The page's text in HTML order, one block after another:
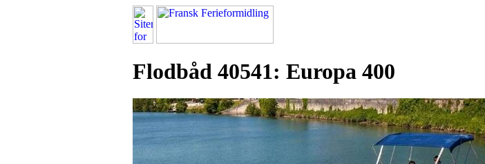
Flodbåd 40541: Europa 400